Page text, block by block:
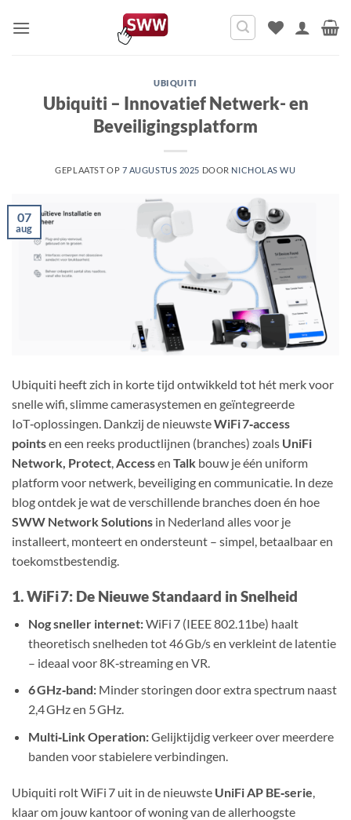
naar
UBIQUITI
Ubiquiti – Innovatief Netwerk- en
Beveiligingsplatform
GEPLAATST OP 7 AUGUSTUS 2025 DOOR NICHOLAS WU
07
aug
Ubiquiti heeft zich in korte tijd ontwikkeld tot hét merk voor
snelle wifi, slimme camerasystemen en geïntegreerde
IoT‑oplossingen. Dankzij de nieuwsteWiFi 7‑access
pointsen een reeks productlijnen (branches) zoals UniFi
Network, Protect,Accessen Talk bouw je één uniform
platform voor netwerk, beveiliging en communicatie. In deze
blog ontdek je wat de verschillende branches doen én hoe
SWW Network Solutions in Nederland alles voor je
installeert, monteert en ondersteunt – simpel, betaalbaar en
toekomstbestendig.
1. WiFi 7: De Nieuwe Standaard in Snelheid
Nog sneller internet:WiFi 7 (IEEE 802.11be) haalt
theoretisch snelheden tot 46 Gb/s en verkleint de latentie
– ideaal voor 8K‑streaming en VR.
6 GHz‑band:Minder storingen door extra spectrum naast
2,4 GHz en 5 GHz.
Multi‑Link Operation:Gelijktijdig verkeer over meerdere
banden voor stabielere verbindingen.
Ubiquiti rolt WiFi 7 uit in de nieuwste UniFi AP BE‑serie
klaar om jouw kantoor of woning van de allerhoogste